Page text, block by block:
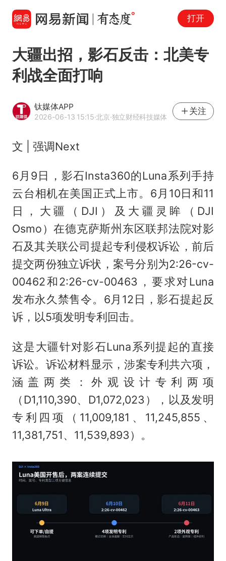
打开
大疆出招，影石反击：北美专
利战全面打响
钛媒体APP
2026-06-13 15:15·北京·独立财经科技媒体
关注
文 | 强调Next
6月9日，影石Insta360的Luna系列手持
云台相机在美国正式上市。6月10日和11
日，大疆（DJI）及大疆灵眸（DJI
Osmo）在德克萨斯州东区联邦法院对影
石及其关联公司提起专利侵权诉讼，前后
提交两份独立诉状，案号分别为2:26-cv-
00462和2:26-cv-00463，要求对Luna
发布永久禁售令。6月12日，影石提起反
诉，以5项发明专利回击。
这是大疆针对影石Luna系列提起的直接
诉讼。诉讼材料显示，涉案专利共六项，
涵盖两类：外观设计专利两项
（D1,110,390、D1,072,023），以及发明
专利四项（11,009,181、11,245,855、
11,381,751、11,539,893）。